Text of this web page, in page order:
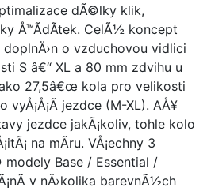
dÃ©lky klik,
Å™Ã­dÃ­tek. CelÃ½ koncept
doplnÄ›n o vzduchovou vidlici
S â€“ XL a 80 mm zdvihu u
27,5â€œ kola pro velikosti
jezdce (M-XL). AÅ¥
jezdce jakÃ¡koliv, tohle kolo
na mÃ­ru. VÅ¡echny 3
Base / Essential /
v nÄ›kolika barevnÃ½ch